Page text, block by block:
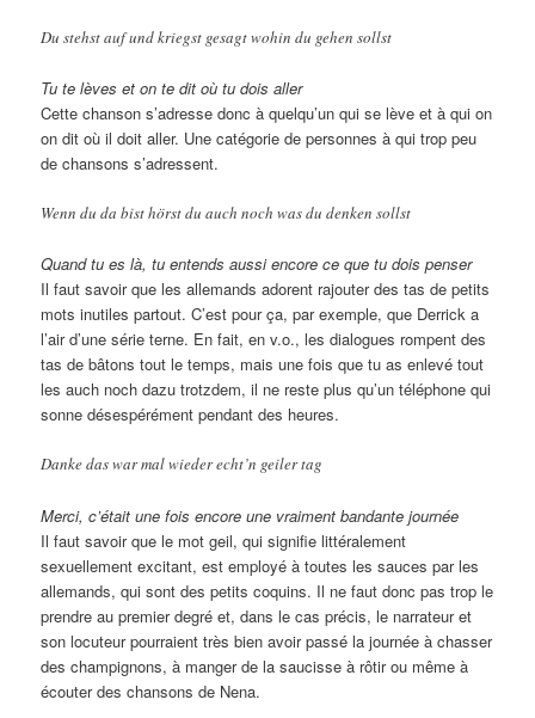
Du stehst auf und kriegst gesagt wohin du gehen sollst
Tu te lèves et on te dit où tu dois aller
Cette chanson s’adresse donc à quelqu’un qui se lève et à qui on
on dit où il doit aller. Une catégorie de personnes à qui trop peu
de chansons s’adressent.
Wenn du da bist hörst du auch noch was du denken sollst
Quand tu es là, tu entends aussi encore ce que tu dois penser
Il faut savoir que les allemands adorent rajouter des tas de petits
mots inutiles partout. C’est pour ça, par exemple, que Derrick a
l’air d’une série terne. En fait, en v.o., les dialogues rompent des
tas de bâtons tout le temps, mais une fois que tu as enlevé tout
les auch noch dazu trotzdem, il ne reste plus qu’un téléphone qui
sonne désespérément pendant des heures.
Danke das war mal wieder echt’n geiler tag
Merci, c’était une fois encore une vraiment bandante journée
Il faut savoir que le mot geil, qui signifie littéralement
sexuellement excitant, est employé à toutes les sauces par les
allemands, qui sont des petits coquins. Il ne faut donc pas trop le
prendre au premier degré et, dans le cas précis, le narrateur et
son locuteur pourraient très bien avoir passé la journée à chasser
des champignons, à manger de la saucisse à rôtir ou même à
écouter des chansons de Nena.